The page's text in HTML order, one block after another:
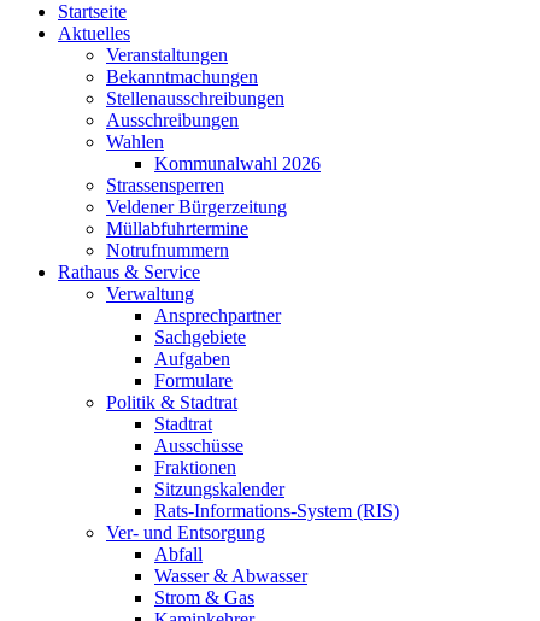
Startseite
Aktuelles
Veranstaltungen
Bekanntmachungen
Stellenausschreibungen
Ausschreibungen
Wahlen
Kommunalwahl 2026
Strassensperren
Veldener Bürgerzeitung
Müllabfuhrtermine
Notrufnummern
Rathaus & Service
Verwaltung
Ansprechpartner
Sachgebiete
Aufgaben
Formulare
Politik & Stadtrat
Stadtrat
Ausschüsse
Fraktionen
Sitzungskalender
Rats-Informations-System (RIS)
Ver- und Entsorgung
Abfall
Wasser & Abwasser
Strom & Gas